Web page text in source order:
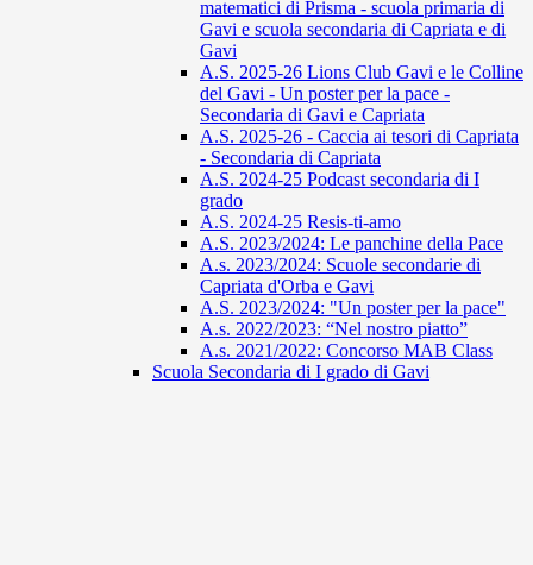
matematici di Prisma - scuola primaria di
Gavi e scuola secondaria di Capriata e di
Gavi
A.S. 2025-26 Lions Club Gavi e le Colline
del Gavi - Un poster per la pace -
Secondaria di Gavi e Capriata
A.S. 2025-26 - Caccia ai tesori di Capriata
- Secondaria di Capriata
A.S. 2024-25 Podcast secondaria di I
grado
A.S. 2024-25 Resis-ti-amo
A.S. 2023/2024: Le panchine della Pace
A.s. 2023/2024: Scuole secondarie di
Capriata d'Orba e Gavi
A.S. 2023/2024: "Un poster per la pace"
A.s. 2022/2023: “Nel nostro piatto”
A.s. 2021/2022: Concorso MAB Class
Scuola Secondaria di I grado di Gavi